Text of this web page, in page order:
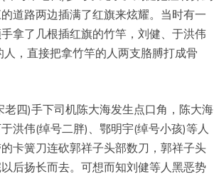
道路两边插满了红旗来炫耀。当时有一
拿了几根插红旗的竹竿，刘健、于洪伟
，直接把拿竹竿的人两支胳膊打成骨
四)手下司机陈大海发生点口角，陈大海
洪伟(绰号二胖)、鄂明宇(绰号小孩)等人
卡簧刀连砍郭祥子头部数刀，郭祥子头
后扬长而去。可想而知刘健等人黑恶势